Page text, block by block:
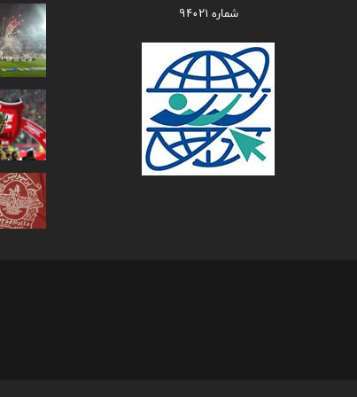
شماره ۹۴۰۲۱